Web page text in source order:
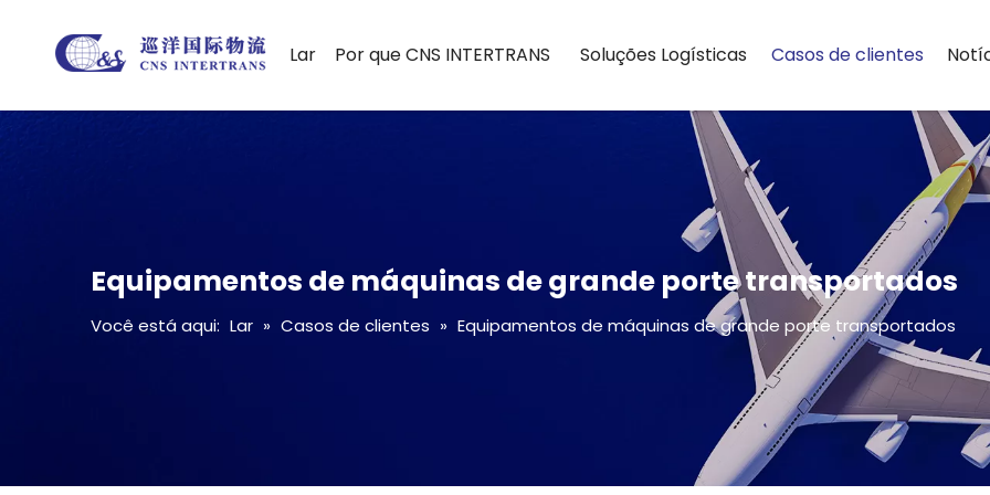
Lar Por que CNS INTERTRANS Soluções Logísticas Casos de clientes
Equipamentos de máquinas de grande porte transportados
Você está aqui: Lar » Casos de clientes » Equipamentos de máquinas de grande porte transportados